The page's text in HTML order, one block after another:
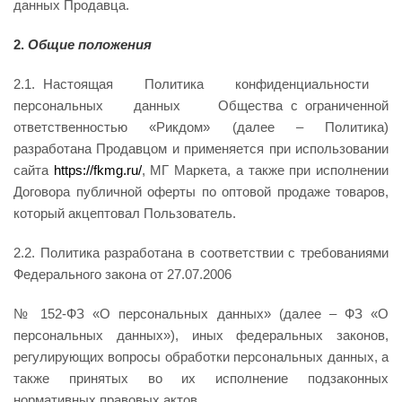
данных Продавца.
2. Общие положения
2.1. Настоящая Политика конфиденциальности
персональных данных Общества с ограниченной
ответственностью «Рикдом» (далее – Политика)
разработана Продавцом и применяется при использовании
сайта https://fkmg.ru/, МГ Маркета, а также при исполнении
Договора публичной оферты по оптовой продаже товаров,
который акцептовал Пользователь.
2.2. Политика разработана в соответствии с требованиями
Федерального закона от 27.07.2006
№ 152-ФЗ «О персональных данных» (далее – ФЗ «О
персональных данных»), иных федеральных законов,
регулирующих вопросы обработки персональных данных, а
также принятых во их исполнение подзаконных